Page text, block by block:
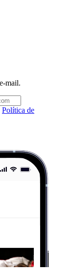
mail.
Política de